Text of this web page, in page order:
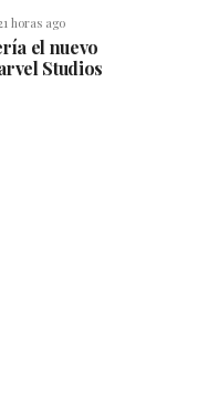
horas ago
el nuevo
Studios